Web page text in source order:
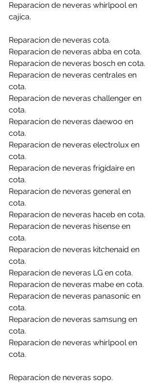
Reparacion de neveras whirlpool en
cajica.
Reparacion de neveras cota.
Reparacion de neveras abba en cota.
Reparacion de neveras bosch en cota.
Reparacion de neveras centrales en
cota.
Reparacion de neveras challenger en
cota.
Reparacion de neveras daewoo en
cota.
Reparacion de neveras electrolux en
cota.
Reparacion de neveras frigidaire en
cota.
Reparacion de neveras general en
cota.
Reparacion de neveras haceb en cota.
Reparacion de neveras hisense en
cota.
Reparacion de neveras kitchenaid en
cota.
Reparacion de neveras LG en cota.
Reparacion de neveras mabe en cota.
Reparacion de neveras panasonic en
cota.
Reparacion de neveras samsung en
cota.
Reparacion de neveras whirlpool en
cota.
Reparacion de neveras sopo.